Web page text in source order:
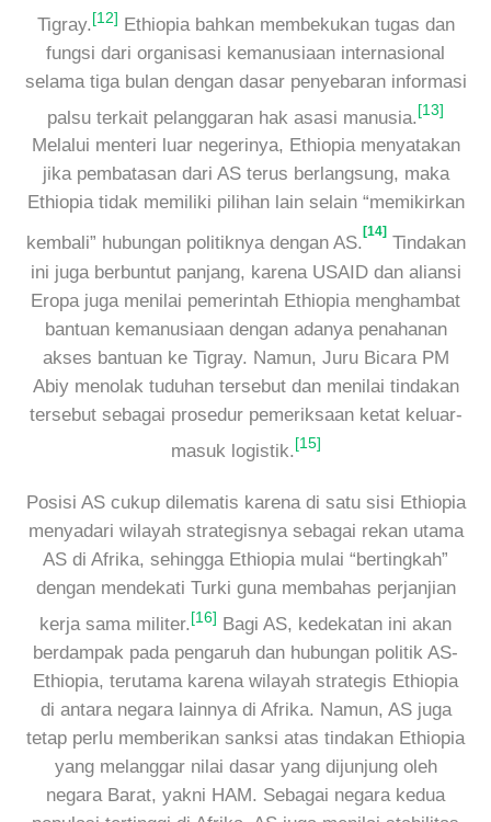
Tigray.[12] Ethiopia bahkan membekukan tugas dan
fungsi dari organisasi kemanusiaan internasional
selama tiga bulan dengan dasar penyebaran informasi
palsu terkait pelanggaran hak asasi manusia.[13]
Melalui menteri luar negerinya, Ethiopia menyatakan
jika pembatasan dari AS terus berlangsung, maka
Ethiopia tidak memiliki pilihan lain selain “memikirkan
kembali” hubungan politiknya dengan AS.
[14]
Tindakan
ini juga berbuntut panjang, karena USAID dan aliansi
Eropa juga menilai pemerintah Ethiopia menghambat
bantuan kemanusiaan dengan adanya penahanan
akses bantuan ke Tigray. Namun, Juru Bicara PM
Abiy menolak tuduhan tersebut dan menilai tindakan
tersebut sebagai prosedur pemeriksaan ketat keluar-
masuk logistik. [15]
Posisi AS cukup dilematis karena di satu sisi Ethiopia
menyadari wilayah strategisnya sebagai rekan utama
AS di Afrika, sehingga Ethiopia mulai “bertingkah”
dengan mendekati Turki guna membahas perjanjian
kerja sama militer.[16] Bagi AS, kedekatan ini akan
berdampak pada pengaruh dan hubungan politik AS-
Ethiopia, terutama karena wilayah strategis Ethiopia
di antara negara lainnya di Afrika. Namun, AS juga
tetap perlu memberikan sanksi atas tindakan Ethiopia
yang melanggar nilai dasar yang dijunjung oleh
negara Barat, yakni HAM. Sebagai negara kedua